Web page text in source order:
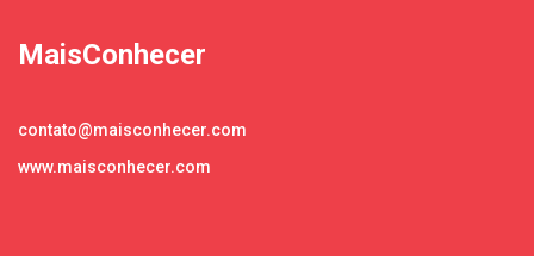
MaisConhecer
contato@maisconhecer.com
www.maisconhecer.com